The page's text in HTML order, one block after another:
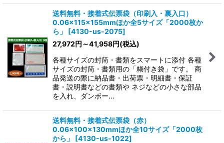
送料無料・接着式伝票袋（印刷入・裏入口）
0.06×115×155mmほか全5サイズ「2000枚か
ら」
[4130-us-2075]
27,972円 ～41,958円(税込)
各種サイズの封筒・書類をスマートに添付 各種
サイズの封筒・書類用の「糊付き袋」です。 商
品発送の際に納品書・出荷票・明細書・保証
書・説明書などの書類や ネジなどの小さな部品
を入れ、ダンボー…
送料無料・接着式伝票袋（赤）
0.06×100×130mmほか全10サイズ「2000枚
から」
[4130-us-1022]